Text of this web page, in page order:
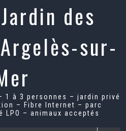
des
sur-
à 3 personnes – jardin privé
– Fibre Internet – parc
– animaux acceptés